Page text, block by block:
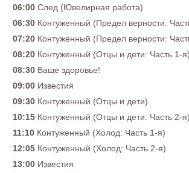
06:00 След (Ювелирная работа)
06:30 Контуженный (Предел верности:
07:20 Контуженный (Предел верности:
08:20 Контуженный (Отцы и дети: Часть 1-я)
08:30 Ваше здоровье!
09:00 Известия
09:30 Контуженный (Отцы и дети)
10:15 Контуженный (Отцы и дети: Часть 2-я)
11:10 Контуженный (Холод: Часть 1-я)
12:05 Контуженный (Холод: Часть 2-я)
13:00 Известия